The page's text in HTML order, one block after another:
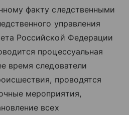
факту следственными
управления
Российской Федерации
процессуальная
время следователи
проводятся
мероприятия,
всех